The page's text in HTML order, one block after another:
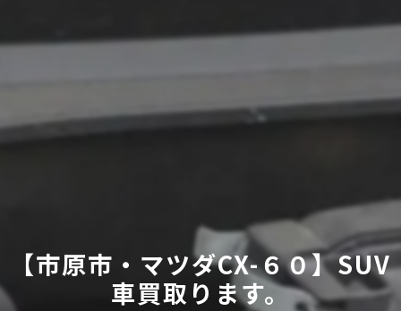
【市原市・マツダCX-６０】SUV
車買取ります。